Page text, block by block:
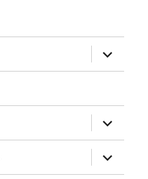
öffnen
öffnen
öffnen